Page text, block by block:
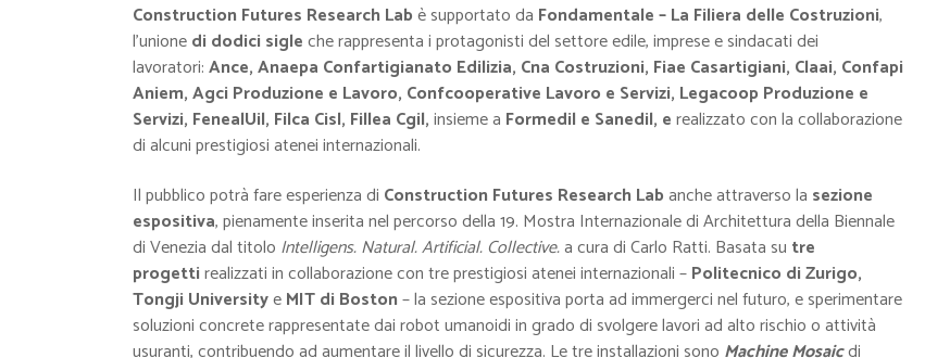
Construction Futures Research Labè supportato da Fondamentale – La Filiera delle Costruzioni,
l’unionedi dodici sigleche rappresenta i protagonisti del settore edile, imprese e sindacati dei
lavoratori:Ance, Anaepa Confartigianato Edilizia, Cna Costruzioni, Fiae Casartigiani, Claai, Confapi
Aniem, Agci Produzione e Lavoro, Confcooperative Lavoro e Servizi, Legacoop Produzione e
Servizi, FenealUil, Filca Cisl, Fillea Cgil,insieme a Formedil e Sanedil, erealizzato con la collaborazione
di alcuni prestigiosi atenei internazionali.
Il pubblico potrà fare esperienza di Construction Futures Research Labanche attraverso la sezione
espositiva, pienamente inserita nel percorso della 19. Mostra Internazionale di Architettura della Biennale
di Venezia dal titolo Intelligens. Natural. Artificial. Collective.a cura di Carlo Ratti. Basata su tre
progettirealizzati in collaborazione con tre prestigiosi atenei internazionali –Politecnico di Zurigo,
Tongji UniversityeMIT di Boston– la sezione espositiva porta ad immergerci nel futuro, e sperimentare
soluzioni concrete rappresentate dai robot umanoidi in grado di svolgere lavori ad alto rischio o attività
usuranti, contribuendo ad aumentare il livello di sicurezza. Le tre installazioni sono Machine Mosaicdi